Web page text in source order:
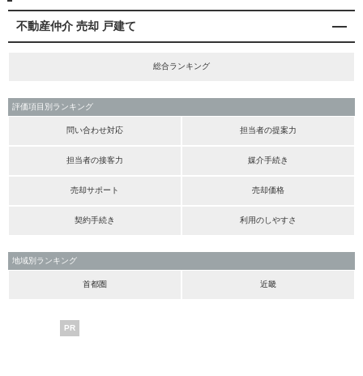
不動産仲介 売却 戸建て
総合ランキング
評価項目別ランキング
問い合わせ対応 担当者の提案力
担当者の接客力 媒介手続き
売却サポート 売却価格
契約手続き 利用のしやすさ
地域別ランキング
首都圏 近畿
PR